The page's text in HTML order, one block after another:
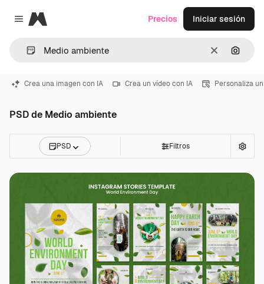
Close menu
Magnific
Borrar
Precios Iniciar sesión
Crea una imagen con IA Crea un vídeo con IA Personaliza
PSD de Medio ambiente
PSD Filtros